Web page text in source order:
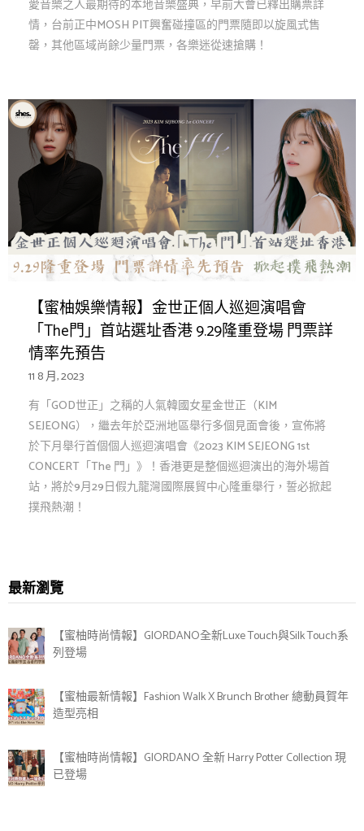
愛音樂之人最期待的本地音樂盛典，早前大會已釋出購票詳
情，台前正中MOSH PIT興奮碰撞區的門票隨即以旋風式售
罄，其他區域尚餘少量門票，各樂迷從速搶購！
【蜜柚娛樂情報】金世正個人巡迴演唱會
「The門」首站選址香港 9.29隆重登場 門票詳
情率先預告
11 8 月, 2023
有「GOD世正」之稱的人氣韓國女星金世正（KIM
SEJEONG），繼去年於亞洲地區舉行多個見面會後，宣佈將
於下月舉行首個個人巡迴演唱會《2023 KIM SEJEONG 1st
CONCERT「The 門」》！香港更是整個巡迴演出的海外場首
站，將於9月29日假九龍灣國際展貿中心隆重舉行，誓必掀起
撲飛熱潮！
最新瀏覽
【蜜柚時尚情報】GIORDANO全新Luxe Touch與Silk Touch系
列登場
【蜜柚最新情報】Fashion Walk X Brunch Brother 總動員賀年
造型亮相
【蜜柚時尚情報】GIORDANO 全新 Harry Potter Collection 現
已登場